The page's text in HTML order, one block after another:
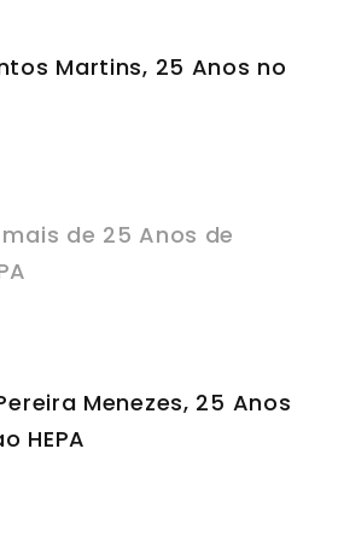
Martins, 25 Anos no
de 25 Anos de
Menezes, 25 Anos
HEPA